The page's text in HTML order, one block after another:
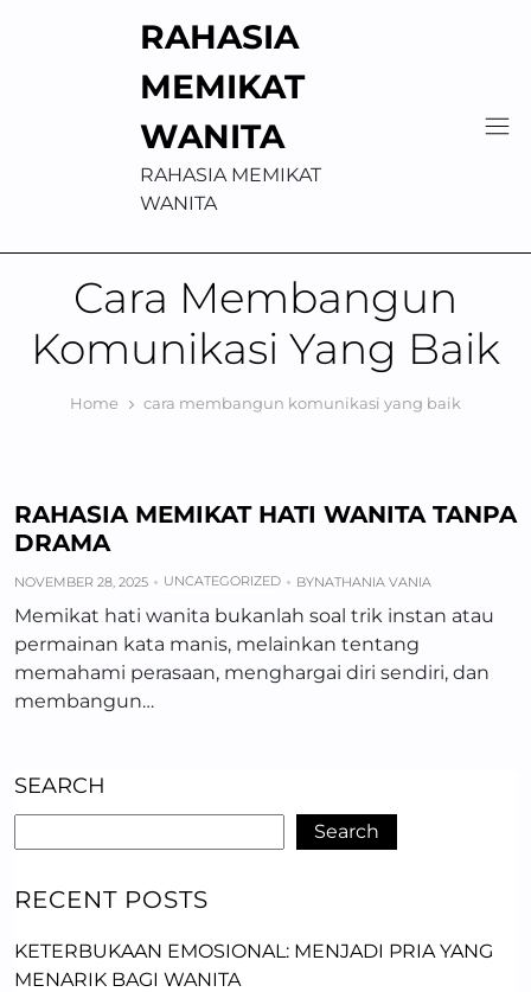
RAHASIA
MEMIKAT
WANITA
RAHASIA MEMIKAT
WANITA
Cara Membangun
Komunikasi Yang Baik
Home cara membangun komunikasi yang baik
RAHASIA MEMIKAT HATI WANITA TANPA
DRAMA
NOVEMBER 28, 2025 UNCATEGORIZED BYNATHANIA VANIA
Memikat hati wanita bukanlah soal trik instan atau
permainan kata manis, melainkan tentang
memahami perasaan, menghargai diri sendiri, dan
membangun…
SEARCH
Search
RECENT POSTS
KETERBUKAAN EMOSIONAL: MENJADI PRIA YANG
MENARIK BAGI WANITA